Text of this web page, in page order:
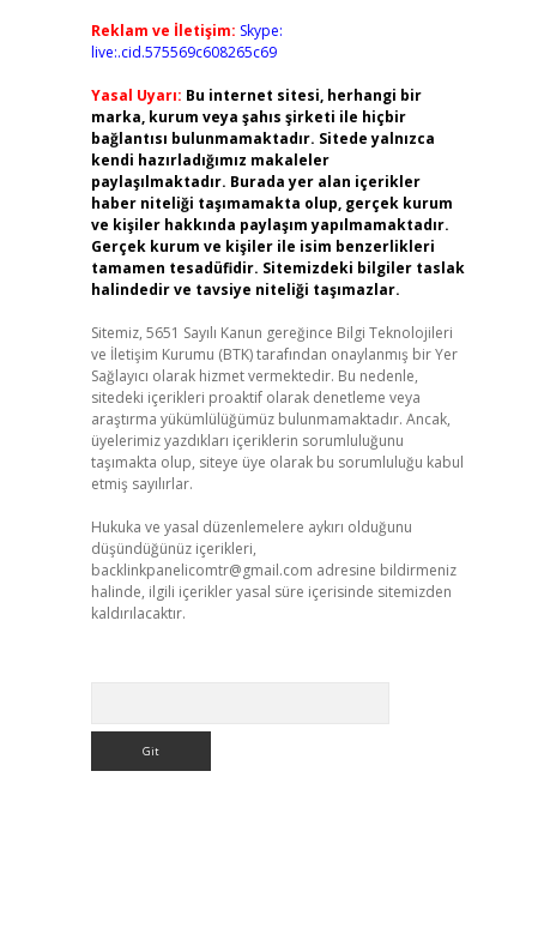
Reklam ve İletişim: Skype:
live:.cid.575569c608265c69
Yasal Uyarı: Bu internet sitesi, herhangi bir
marka, kurum veya şahıs şirketi ile hiçbir
bağlantısı bulunmamaktadır. Sitede yalnızca
kendi hazırladığımız makaleler
paylaşılmaktadır. Burada yer alan içerikler
haber niteliği taşımamakta olup, gerçek kurum
ve kişiler hakkında paylaşım yapılmamaktadır.
Gerçek kurum ve kişiler ile isim benzerlikleri
tamamen tesadüfidir. Sitemizdeki bilgiler taslak
halindedir ve tavsiye niteliği taşımazlar.
Sitemiz, 5651 Sayılı Kanun gereğince Bilgi Teknolojileri
ve İletişim Kurumu (BTK) tarafından onaylanmış bir Yer
Sağlayıcı olarak hizmet vermektedir. Bu nedenle,
sitedeki içerikleri proaktif olarak denetleme veya
araştırma yükümlülüğümüz bulunmamaktadır. Ancak,
üyelerimiz yazdıkları içeriklerin sorumluluğunu
taşımakta olup, siteye üye olarak bu sorumluluğu kabul
etmiş sayılırlar.
Hukuka ve yasal düzenlemelere aykırı olduğunu
düşündüğünüz içerikleri,
backlinkpanelicomtr@gmail.com adresine bildirmeniz
halinde, ilgili içerikler yasal süre içerisinde sitemizden
kaldırılacaktır.